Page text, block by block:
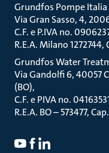
Grundfos Pompe
Via Gran Sasso, 4,
C.F. e P.IVA no.
R.E.A. Milano
Grundfos Water
Via Gandolfi 6, 40057
(BO)
C.F. e PIVA no.
R.E.A. BO – 573477,